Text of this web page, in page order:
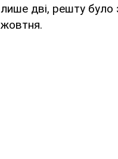
лише дві, решту
жовтня.